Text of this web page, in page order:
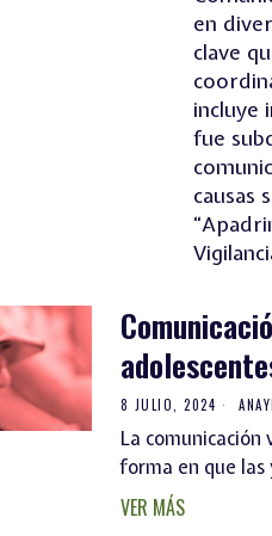
en
clave
incluye
fue
causas
8 JULIO, 2024
La
forma en que
VER MÁS